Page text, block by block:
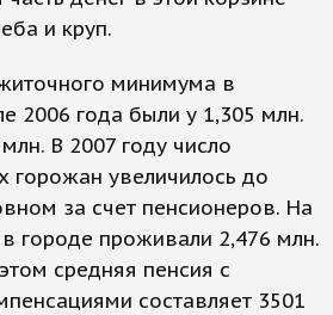
и круп.
минимума в
2006 года были у 1,305 млн.
В 2007 году число
горожан увеличилось до
за счет пенсионеров. На
городе проживали 2,476 млн.
средняя пенсия с
составляет 3501